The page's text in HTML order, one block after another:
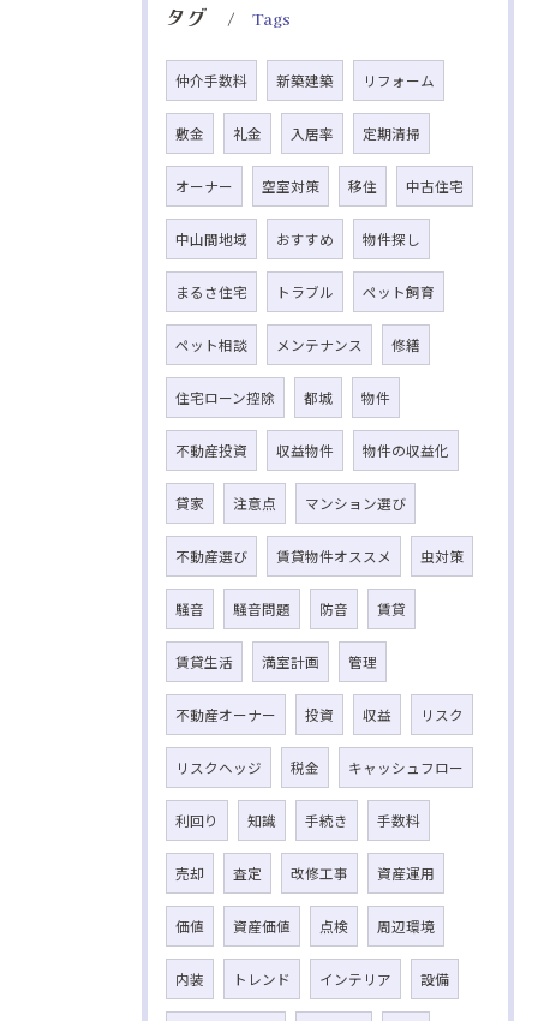
タグ Tags
仲介手数料 新築建築 リフォーム
敷金 礼金 入居率 定期清掃
オーナー 空室対策 移住 中古住宅
中山間地域 おすすめ 物件探し
まるさ住宅 トラブル ペット飼育
ペット相談 メンテナンス 修繕
住宅ローン控除 都城 物件
不動産投資 収益物件 物件の収益化
貸家 注意点 マンション選び
不動産選び 賃貸物件オススメ 虫対策
騒音 騒音問題 防音 賃貸
賃貸生活 満室計画 管理
不動産オーナー 投資 収益 リスク
リスクヘッジ 税金 キャッシュフロー
利回り 知識 手続き 手数料
売却 査定 改修工事 資産運用
価値 資産価値 点検 周辺環境
内装 トレンド インテリア 設備